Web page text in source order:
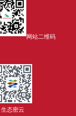
网站二维码
生态密云